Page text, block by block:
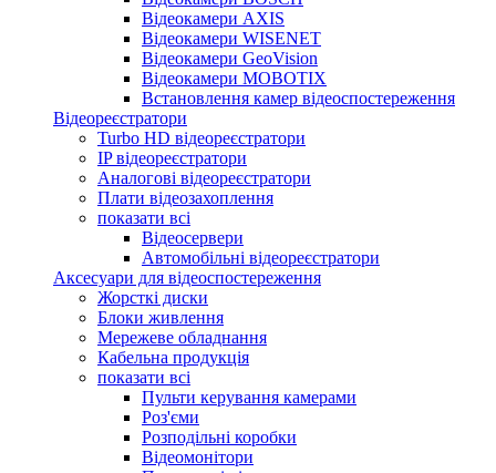
Відеокамери AXIS
Відеокамери WISENET
Відеокамери GeoVision
Відеокамери MOBOTIX
Встановлення камер відеоспостереження
Відеореєстратори
Turbo HD відеореєстратори
IP відеореєстратори
Аналогові відеореєстратори
Плати відеозахоплення
показати всі
Відеосервери
Автомобільні відеореєстратори
Аксесуари для відеоспостереження
Жорсткі диски
Блоки живлення
Мережеве обладнання
Кабельна продукція
показати всі
Пульти керування камерами
Роз'єми
Розподільні коробки
Відеомонітори